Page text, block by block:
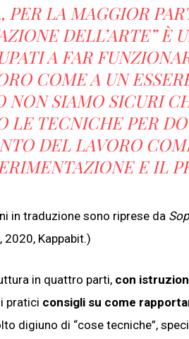
PER LA MAGGIOR
DELL’ARTE” È
A FAR
COME A UN
NON SIAMO SICURI
LE TECNICHE PER
DEL LAVORO
E IL
in traduzione sono riprese da
2020, Kappabit.)
in quattro parti, con
pratici consigli su come
digiuno di “cose tecniche”,